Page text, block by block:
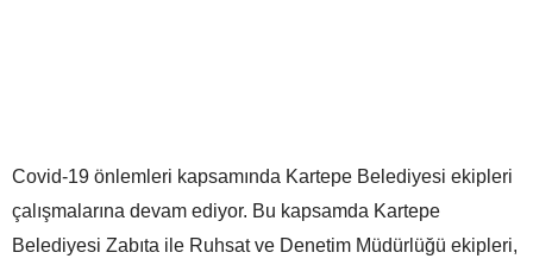
Covid-19 önlemleri kapsamında Kartepe Belediyesi ekipleri
çalışmalarına devam ediyor. Bu kapsamda Kartepe
Belediyesi Zabıta ile Ruhsat ve Denetim Müdürlüğü ekipleri,